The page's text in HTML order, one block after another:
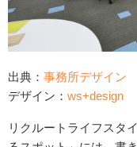
出典： 事務所デザイン
デザイン： ws+design
リクルートライフスタ